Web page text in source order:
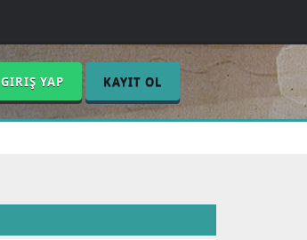
GIRIŞ YAP KAYIT OL